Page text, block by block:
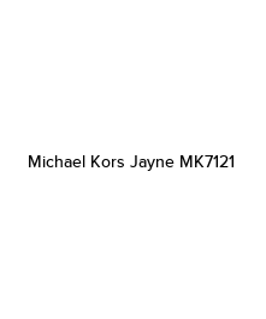
Michael Kors Jayne MK7121